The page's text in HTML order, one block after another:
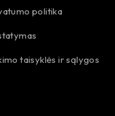
politika
taisyklės ir sąlygos